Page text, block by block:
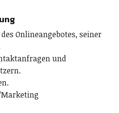
Onlineangebotes, seiner
und